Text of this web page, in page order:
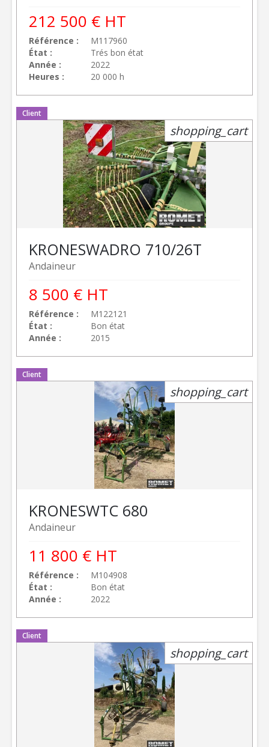
Référence
M117960
État
Trés bon état
Année
2022
Heures
20 000 h
212 500 € HT
Client
Andaineur
KRONESWADRO 710/26T
Référence
M122121
État
Bon état
Année
2015
8 500 € HT
shopping_cart
Client
Andaineur
KRONESWTC 680
Référence
M104908
État
Bon état
Année
2022
11 800 € HT
shopping_cart
Client
shopping_cart